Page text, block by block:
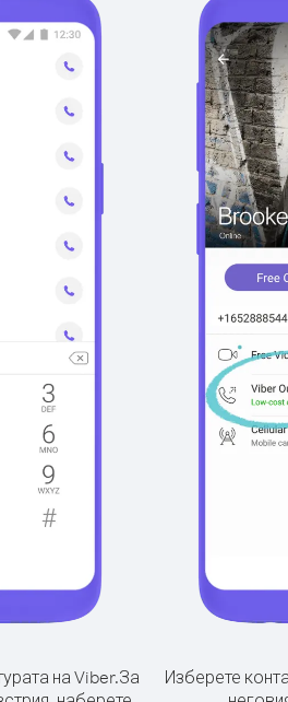
на Viber.За
Изберете